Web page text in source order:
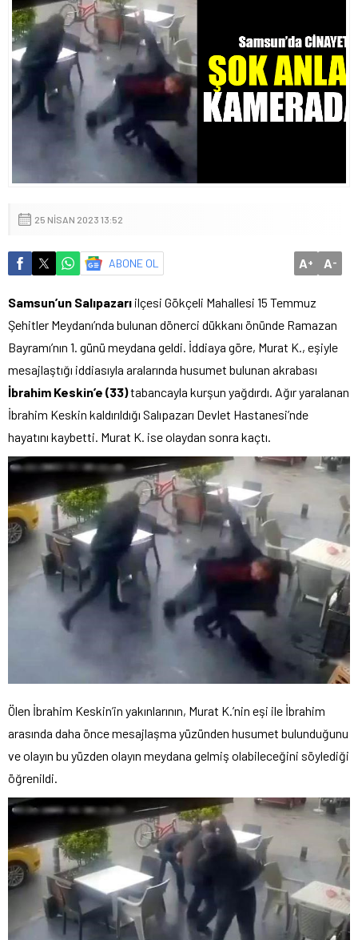
25 NISAN 2023 13:52
ABONE OL A+ A-
Samsun’un Salıpazarı ilçesi Gökçeli Mahallesi 15 Temmuz
Şehitler Meydanı’nda bulunan dönerci dükkanı önünde Ramazan
Bayramı’nın 1. günü meydana geldi. İddiaya göre, Murat K., eşiyle
mesajlaştığı iddiasıyla aralarında husumet bulunan akrabası
İbrahim Keskin’e (33)tabancayla kurşun yağdırdı. Ağır yaralanan
İbrahim Keskin kaldırıldığı Salıpazarı Devlet Hastanesi’nde
hayatını kaybetti. Murat K. ise olaydan sonra kaçtı.
Ölen İbrahim Keskin’in yakınlarının, Murat K.’nin eşi ile İbrahim
arasında daha önce mesajlaşma yüzünden husumet bulunduğunu
ve olayın bu yüzden olayın meydana gelmiş olabileceğini söylediği
öğrenildi.